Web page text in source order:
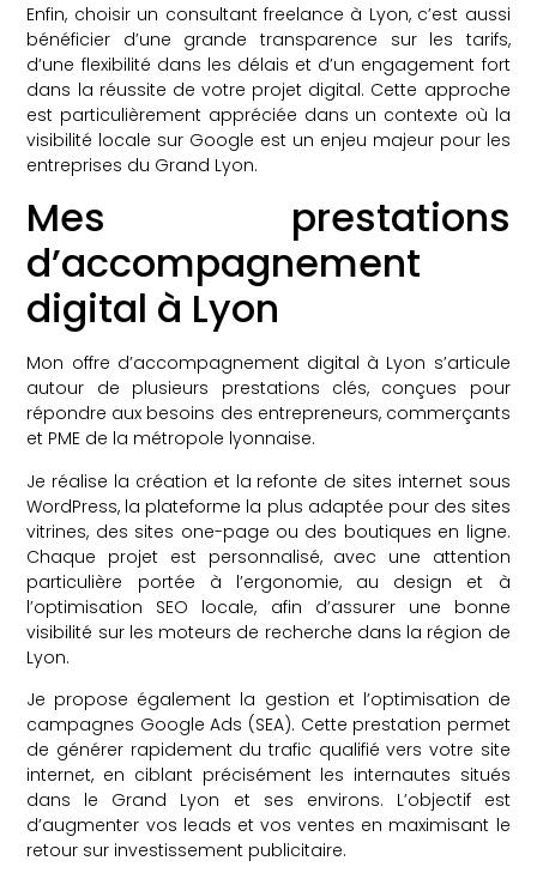
Enfin, choisir un consultant freelance à Lyon, c’est aussi
bénéficier d’une grande transparence sur les tarifs,
d’une flexibilité dans les délais et d’un engagement fort
dans la réussite de votre projet digital. Cette approche
est particulièrement appréciée dans un contexte où la
visibilité locale sur Google est un enjeu majeur pour les
entreprises du Grand Lyon.
Mes prestations
d’accompagnement
digital à Lyon
Mon offre d’accompagnement digital à Lyon s’articule
autour de plusieurs prestations clés, conçues pour
répondre aux besoins des entrepreneurs, commerçants
et PME de la métropole lyonnaise.
Je réalise la création et la refonte de sites internet sous
WordPress, la plateforme la plus adaptée pour des sites
vitrines, des sites one-page ou des boutiques en ligne.
Chaque projet est personnalisé, avec une attention
particulière portée à l’ergonomie, au design et à
l’optimisation SEO locale, afin d’assurer une bonne
visibilité sur les moteurs de recherche dans la région de
Lyon.
Je propose également la gestion et l’optimisation de
campagnes Google Ads (SEA). Cette prestation permet
de générer rapidement du trafic qualifié vers votre site
internet, en ciblant précisément les internautes situés
dans le Grand Lyon et ses environs. L’objectif est
d’augmenter vos leads et vos ventes en maximisant le
retour sur investissement publicitaire.